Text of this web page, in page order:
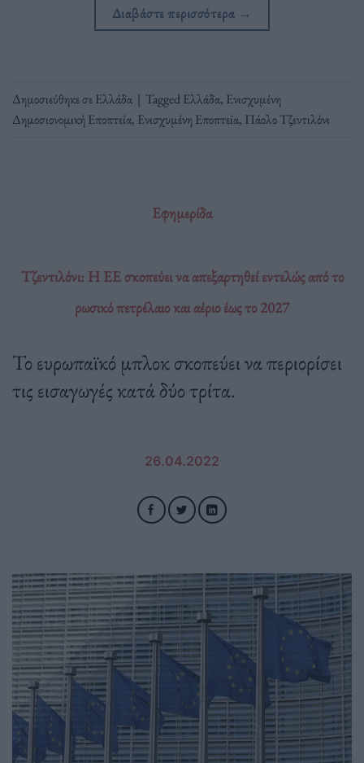
Διαβάστε περισσότερα →
Δημοσιεύθηκε σεΕλλάδα | TaggedΕλλάδα, Ενισχυμένη
Δημοσιονομική Εποπτεία, Ενισχυμένη Εποπτεία, Πάολο Τζεντιλόνι
Εφημερίδα
Τζεντιλόνι: Η ΕΕ σκοπεύει να απεξαρτηθεί εντελώς από το
ρωσικό πετρέλαιο και αέριο έως το 2027
Το ευρωπαϊκό μπλοκ σκοπεύει να περιορίσει
τις εισαγωγές κατά δύο τρίτα.
26.04.2022